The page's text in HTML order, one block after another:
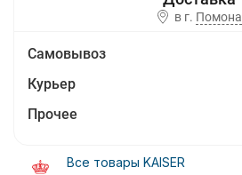
в г. Помона
Самовывоз
Курьер
Прочее
Все товары KAISER